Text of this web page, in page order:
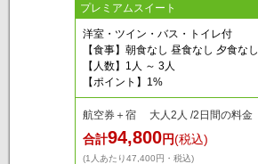
プレミアムスイート
洋室・ツイン・バス・トイレ付
【食事】朝食なし 昼食なし 夕食なし
【人数】1人 ～ 3人
【ポイント】1%
航空券＋宿 大人2人 /2日間の料金
合計94,800円(税込)
(1人あたり47,400円・税込)